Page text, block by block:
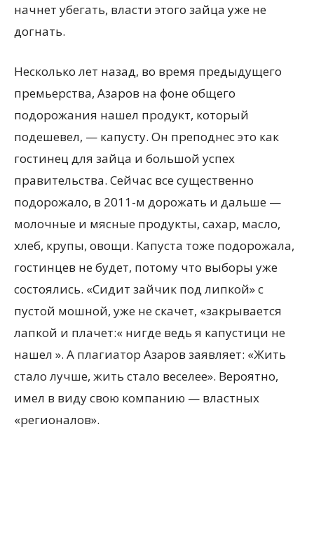
начнет убегать, власти этого зайца уже не
догнать.
Несколько лет назад, во время предыдущего
премьерства, Азаров на фоне общего
подорожания нашел продукт, который
подешевел, — капусту. Он преподнес это как
гостинец для зайца и большой успех
правительства. Сейчас все существенно
подорожало, в 2011-м дорожать и дальше —
молочные и мясные продукты, сахар, масло,
хлеб, крупы, овощи. Капуста тоже подорожала,
гостинцев не будет, потому что выборы уже
состоялись. «Сидит зайчик под липкой» с
пустой мошной, уже не скачет, «закрывается
лапкой и плачет:« нигде ведь я капустици не
нашел ». А плагиатор Азаров заявляет: «Жить
стало лучше, жить стало веселее». Вероятно,
имел в виду свою компанию — властных
«регионалов».